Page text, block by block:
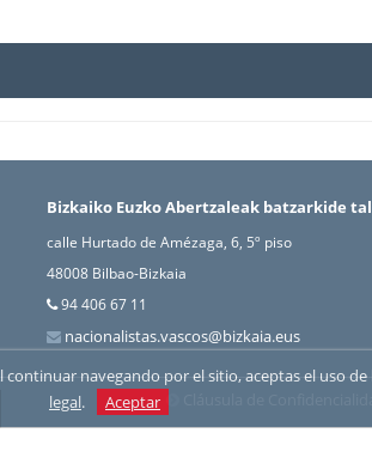
Bizkaiko Euzko Abertzaleak batzarkide
calle Hurtado de Amézaga, 6, 5º piso
48008 Bilbao-Bizkaia
94 406 67 11
nacionalistas.vascos@bizkaia.eus
navegando por el sitio, aceptas el uso
legal. Aceptar